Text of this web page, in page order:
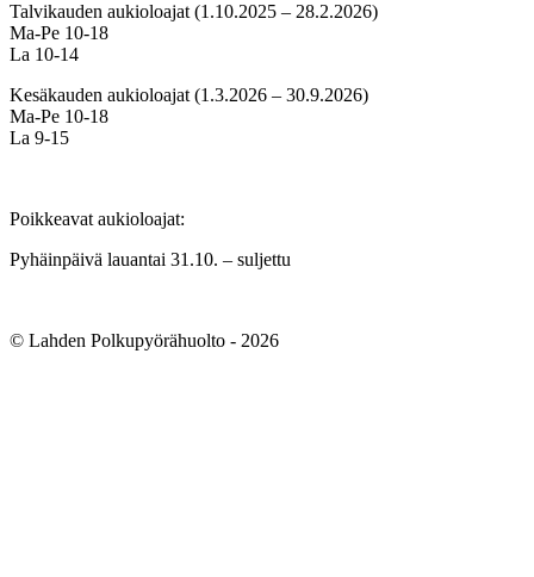
Talvikauden aukioloajat (1.10.2025 – 28.2.2026)
Ma-Pe 10-18
La 10-14
Kesäkauden aukioloajat (1.3.2026 – 30.9.2026)
Ma-Pe 10-18
La 9-15
Poikkeavat aukioloajat:
Pyhäinpäivä lauantai 31.10. – suljettu
© Lahden Polkupyörähuolto - 2026